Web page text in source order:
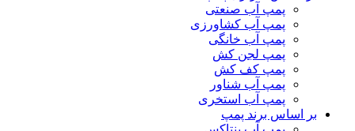
پمپ آب صنعتی
پمپ آب کشاورزی
پمپ آب خانگی
پمپ لجن کش
پمپ کف کش
پمپ آب شناور
پمپ آب استخری
بر اساس برند پمپ